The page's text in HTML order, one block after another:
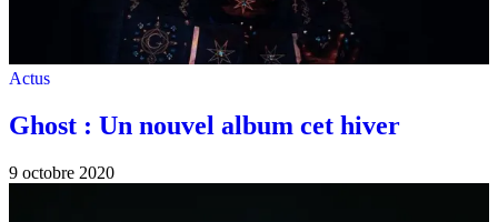
Actus
Ghost : Un nouvel album cet hiver
9 octobre 2020